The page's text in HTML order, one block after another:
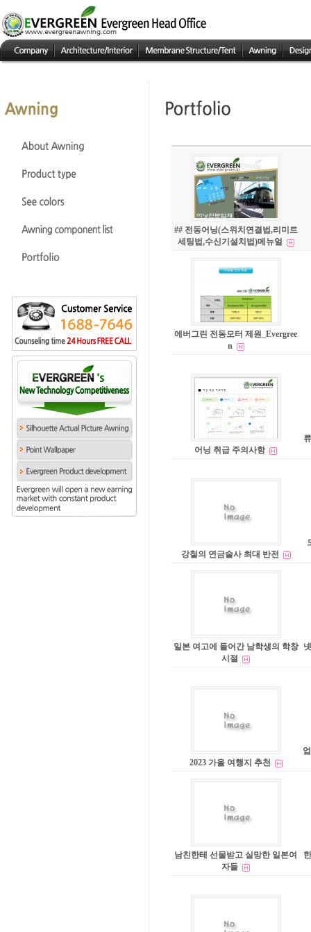
## 전동어닝(스위치연결법,리미트
세팅법,수신기설치법)메뉴얼
에버그린 전동모터 제원_Evergree
n
어닝 취급 주의사항
강철의 연금술사 최대 반전
일본 여고에 들어간 남학생의 학창
시절
2023 가을 여행지 추천
남친한테 선물받고 실망한 일본여
자들